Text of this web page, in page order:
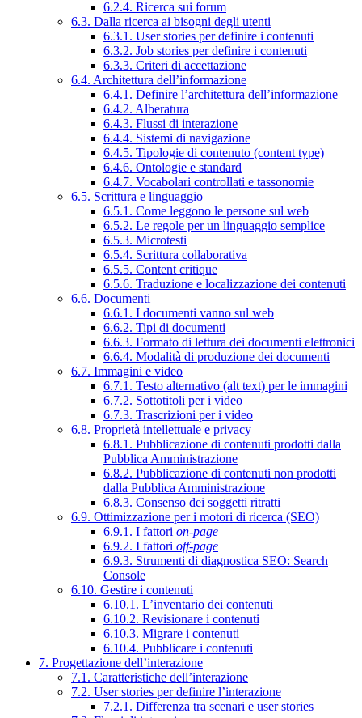
6.2.4. Ricerca sui forum
6.3. Dalla ricerca ai bisogni degli utenti
6.3.1. User stories per definire i contenuti
6.3.2. Job stories per definire i contenuti
6.3.3. Criteri di accettazione
6.4. Architettura dell’informazione
6.4.1. Definire l’architettura dell’informazione
6.4.2. Alberatura
6.4.3. Flussi di interazione
6.4.4. Sistemi di navigazione
6.4.5. Tipologie di contenuto (content type)
6.4.6. Ontologie e standard
6.4.7. Vocabolari controllati e tassonomie
6.5. Scrittura e linguaggio
6.5.1. Come leggono le persone sul web
6.5.2. Le regole per un linguaggio semplice
6.5.3. Microtesti
6.5.4. Scrittura collaborativa
6.5.5. Content critique
6.5.6. Traduzione e localizzazione dei contenuti
6.6. Documenti
6.6.1. I documenti vanno sul web
6.6.2. Tipi di documenti
6.6.3. Formato di lettura dei documenti elettronici
6.6.4. Modalità di produzione dei documenti
6.7. Immagini e video
6.7.1. Testo alternativo (alt text) per le immagini
6.7.2. Sottotitoli per i video
6.7.3. Trascrizioni per i video
6.8. Proprietà intellettuale e privacy
6.8.1. Pubblicazione di contenuti prodotti dalla
Pubblica Amministrazione
6.8.2. Pubblicazione di contenuti non prodotti
dalla Pubblica Amministrazione
6.8.3. Consenso dei soggetti ritratti
6.9. Ottimizzazione per i motori di ricerca (SEO)
6.9.1. I fattori on-page
6.9.2. I fattori off-page
6.9.3. Strumenti di diagnostica SEO: Search
Console
6.10. Gestire i contenuti
6.10.1. L’inventario dei contenuti
6.10.2. Revisionare i contenuti
6.10.3. Migrare i contenuti
6.10.4. Pubblicare i contenuti
7. Progettazione dell’interazione
7.1. Caratteristiche dell’interazione
7.2. User stories per definire l’interazione
7.2.1. Differenza tra scenari e user stories